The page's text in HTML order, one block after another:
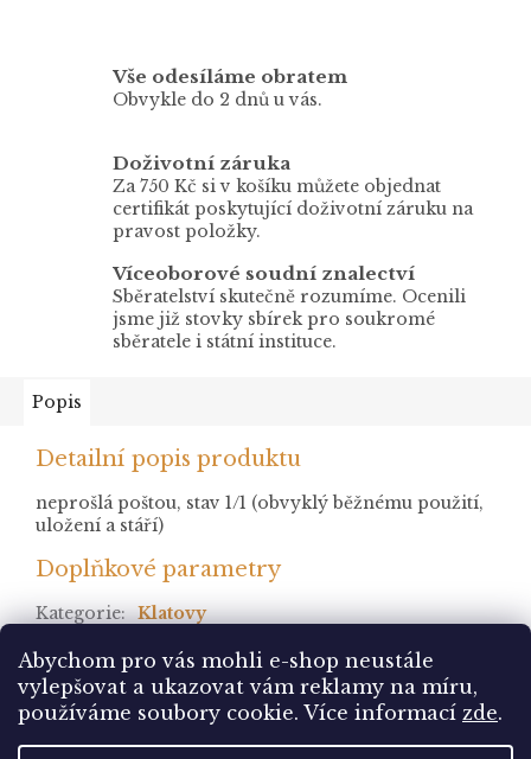
Abychom pro vás mohli e-shop neustále
vylepšovat a ukazovat vám reklamy na míru,
používáme soubory cookie. Více informací zde.
Vše odesíláme obratem
Obvykle do 2 dnů u vás.
Doživotní záruka
Za 750 Kč si v košíku můžete objednat
certifikát poskytující doživotní záruku na
pravost položky.
Víceoborové soudní znalectví
Sběratelství skutečně rozumíme. Ocenili
jsme již stovky sbírek pro soukromé
sběratele i státní instituce.
Popis
Detailní popis produktu
neprošlá poštou, stav 1/1 (obvyklý běžnému použití,
uložení a stáří)
Doplňkové parametry
Kategorie: Klatovy